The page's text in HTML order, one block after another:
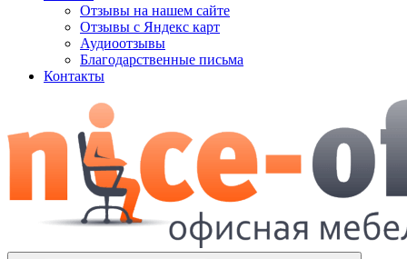
Отзывы на нашем сайте
Отзывы с Яндекс карт
Аудиоотзывы
Благодарственные письма
Контакты